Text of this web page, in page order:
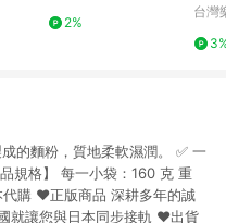
2%
台灣
的麵粉，質地柔軟濕潤。 ✅ 一
規格】 每一小袋：160 克 重
購 ❤正版商品 深耕多年的誠
就讓您與日本同步接軌 ❤出貨